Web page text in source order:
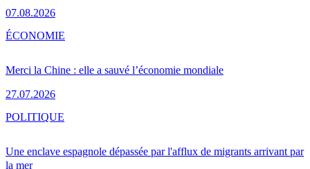
07.08.2026
Merci la Chine : elle a sauvé l’économie mondiale
27.07.2026
ÉCONOMIE
Une enclave espagnole dépassée par l'afflux de migrants arrivant par
la mer
POLITIQUE